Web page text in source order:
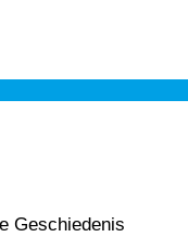
Geschiedenis